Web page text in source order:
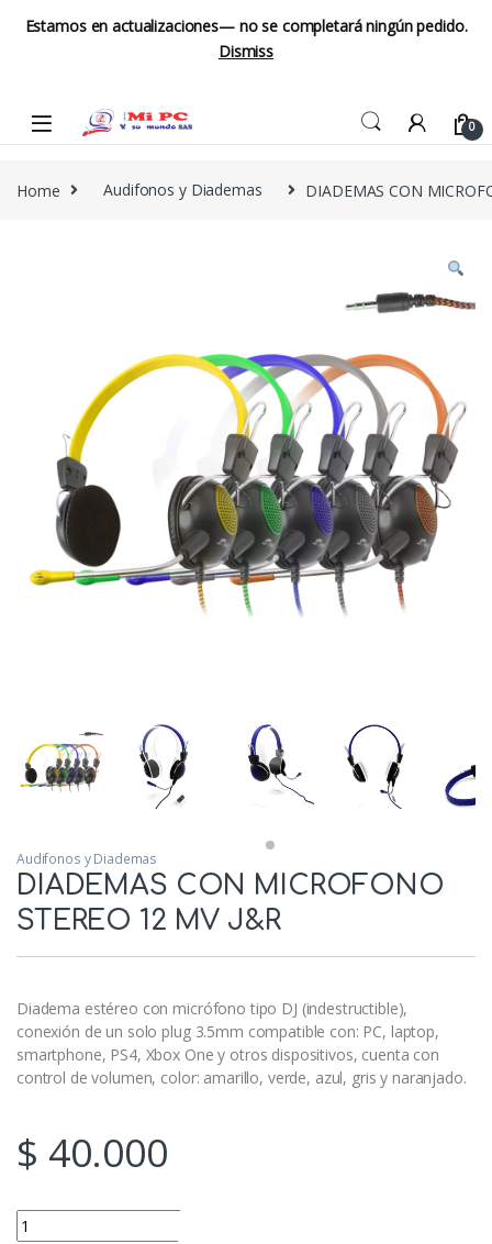
Skip to navigation
Skip to content
0
Home Audifonos y Diademas DIADEMAS CON
Audifonos y Diademas
DIADEMAS CON MICROFONO
STEREO 12 MV J&R
Diadema estéreo con micrófono tipo DJ (indestructible),
conexión de un solo plug 3.5mm compatible con: PC, laptop,
smartphone, PS4, Xbox One y otros dispositivos, cuenta con
control de volumen, color: amarillo, verde, azul, gris y naranjado.
$ 40.000
DIADEMAS CON MICROFONO STEREO 12 MV J&R quantity
Estamos en actualizaciones— no se completará ningún pedido.
Dismiss